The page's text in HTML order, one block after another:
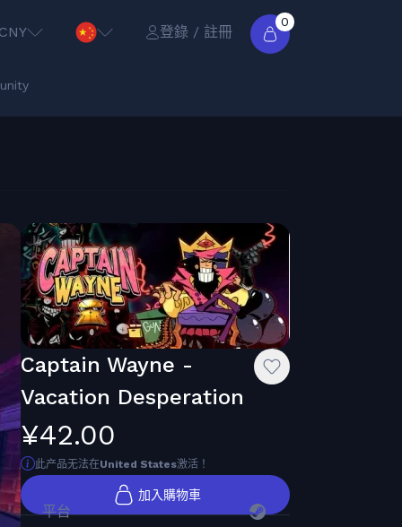
登錄 / 註冊
0
Captain Wayne -
Vacation Desperation
¥42.00
此产品无法在United States激活！
加入購物車
平台